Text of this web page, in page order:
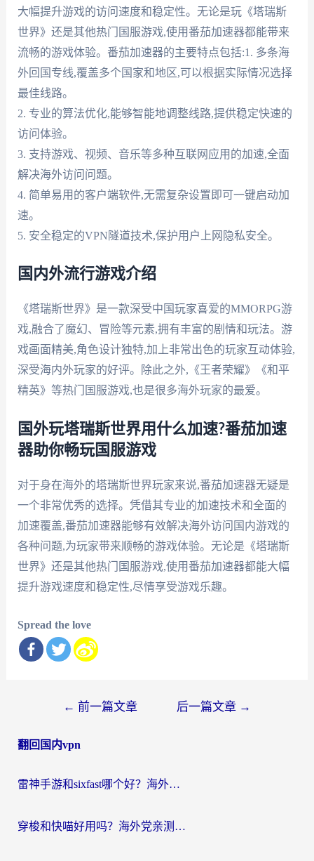
大幅提升游戏的访问速度和稳定性。无论是玩《塔瑞斯
世界》还是其他热门国服游戏,使用番茄加速器都能带来
流畅的游戏体验。番茄加速器的主要特点包括:1. 多条海
外回国专线,覆盖多个国家和地区,可以根据实际情况选择
最佳线路。
2. 专业的算法优化,能够智能地调整线路,提供稳定快速的
访问体验。
3. 支持游戏、视频、音乐等多种互联网应用的加速,全面
解决海外访问问题。
4. 简单易用的客户端软件,无需复杂设置即可一键启动加
速。
5. 安全稳定的VPN隧道技术,保护用户上网隐私安全。
国内外流行游戏介绍
《塔瑞斯世界》是一款深受中国玩家喜爱的MMORPG游
戏,融合了魔幻、冒险等元素,拥有丰富的剧情和玩法。游
戏画面精美,角色设计独特,加上非常出色的玩家互动体验,
深受海内外玩家的好评。除此之外,《王者荣耀》《和平
精英》等热门国服游戏,也是很多海外玩家的最爱。
国外玩塔瑞斯世界用什么加速?番茄加速
器助你畅玩国服游戏
对于身在海外的塔瑞斯世界玩家来说,番茄加速器无疑是
一个非常优秀的选择。凭借其专业的加速技术和全面的
加速覆盖,番茄加速器能够有效解决海外访问国内游戏的
各种问题,为玩家带来顺畅的游戏体验。无论是《塔瑞斯
世界》还是其他热门国服游戏,使用番茄加速器都能大幅
提升游戏速度和稳定性,尽情享受游戏乐趣。
Spread the love
导
← 前一篇文章 后一篇文章 →
翻回国内vpn
雷神手游和sixfast哪个好？海外党亲测3款回国加速器，教你选对不踩坑
穿梭和快喵好用吗？海外党亲测：小众加速器对比+番茄加速器深度体验